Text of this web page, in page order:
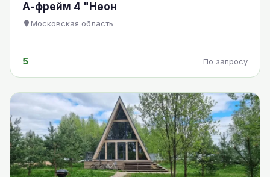
А-фрейм 4 "Неон
Московская область
5 По запросу